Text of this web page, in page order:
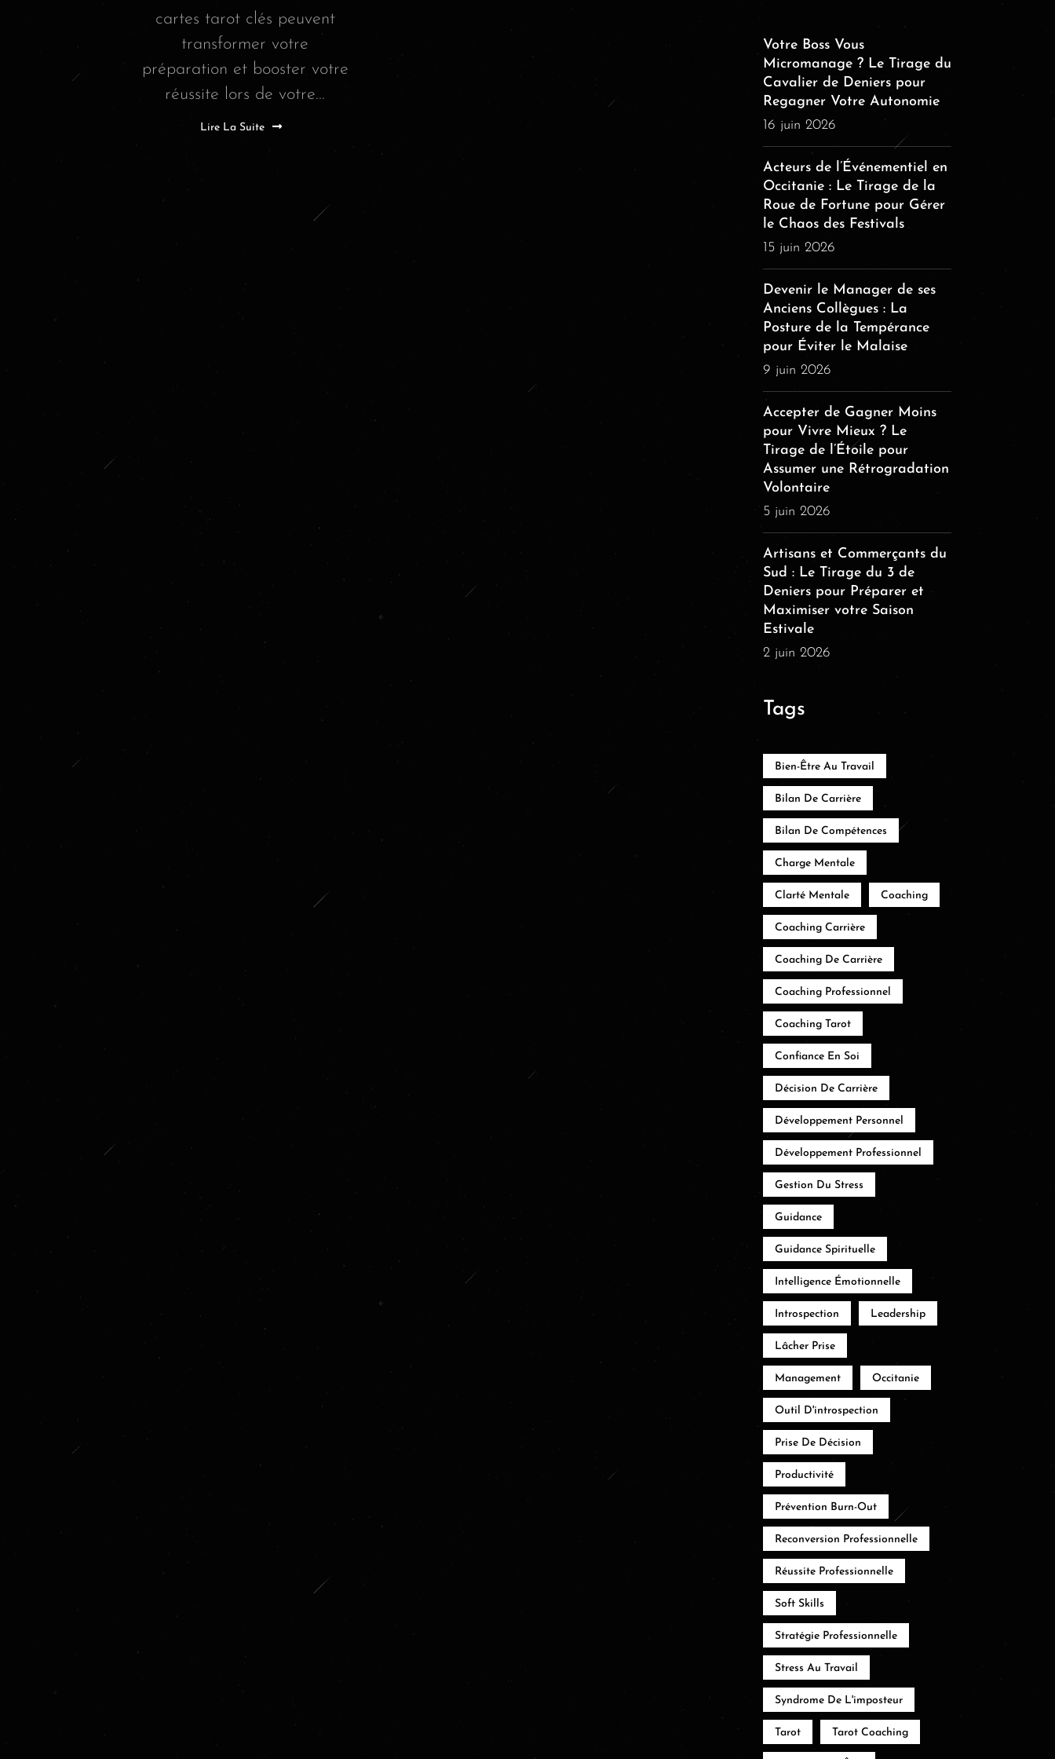
cartes tarot clés peuvent
transformer votre
préparation et booster votre
réussite lors de votre...
Lire La Suite
Votre Boss Vous
Micromanage ? Le Tirage du
Cavalier de Deniers pour
Regagner Votre Autonomie
16 juin 2026
Acteurs de l’Événementiel en
Occitanie : Le Tirage de la
Roue de Fortune pour Gérer
le Chaos des Festivals
15 juin 2026
Devenir le Manager de ses
Anciens Collègues : La
Posture de la Tempérance
pour Éviter le Malaise
9 juin 2026
Accepter de Gagner Moins
pour Vivre Mieux ? Le
Tirage de l’Étoile pour
Assumer une Rétrogradation
Volontaire
5 juin 2026
Artisans et Commerçants du
Sud : Le Tirage du 3 de
Deniers pour Préparer et
Maximiser votre Saison
Estivale
2 juin 2026
Tags
Bien-Être Au Travail
Bilan De Carrière
Bilan De Compétences
Charge Mentale
Clarté Mentale Coaching
Coaching Carrière
Coaching De Carrière
Coaching Professionnel
Coaching Tarot
Confiance En Soi
Décision De Carrière
Développement Personnel
Développement Professionnel
Gestion Du Stress
Guidance
Guidance Spirituelle
Intelligence Émotionnelle
Introspection Leadership
Lâcher Prise
Management Occitanie
Outil D'introspection
Prise De Décision
Productivité
Prévention Burn-Out
Reconversion Professionnelle
Réussite Professionnelle
Soft Skills
Stratégie Professionnelle
Stress Au Travail
Syndrome De L'imposteur
Tarot Tarot Coaching